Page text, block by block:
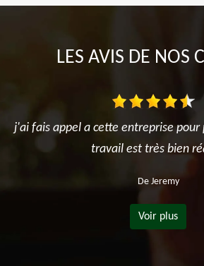
LES AVIS DE NOS
j'ai fais appel a cette entreprise pour
travail est très bien
De Jeremy
Voir plus